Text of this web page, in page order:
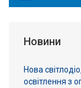
Новини
Нова
освітлення з